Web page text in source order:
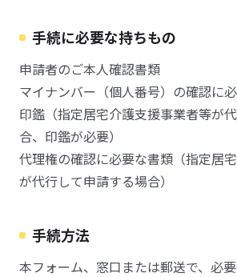
手続に必要な持ちもの
申請者のご本人確認書類
マイナンバー（個人番号）の確認に
印鑑（指定居宅介護支援事業者等が
合、印鑑が必要）
代理権の確認に必要な書類（指定居
が代行して申請する場合）
手続方法
本フォーム、窓口または郵送で、必